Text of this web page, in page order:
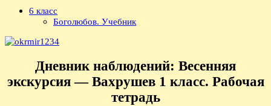
6 класс
Боголюбов. Учебник
Дневник наблюдений: Весенняя
экскурсия — Вахрушев 1 класс. Рабочая
тетрадь